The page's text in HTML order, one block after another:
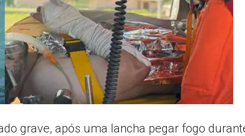
–
AL
grave, após uma lancha pegar fogo